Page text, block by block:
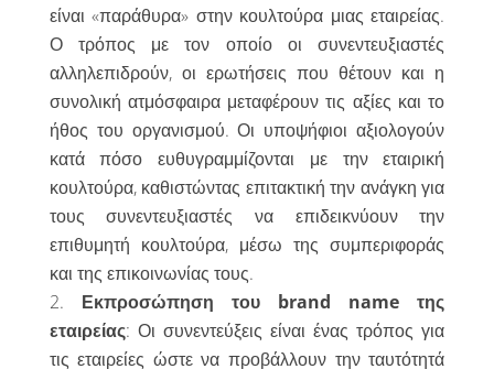
είναι «παράθυρα» στην κουλτούρα μιας εταιρείας.
Ο τρόπος με τον οποίο οι συνεντευξιαστές
αλληλεπιδρούν, οι ερωτήσεις που θέτουν και η
συνολική ατμόσφαιρα μεταφέρουν τις αξίες και το
ήθος του οργανισμού. Οι υποψήφιοι αξιολογούν
κατά πόσο ευθυγραμμίζονται με την εταιρική
κουλτούρα, καθιστώντας επιτακτική την ανάγκη για
τους συνεντευξιαστές να επιδεικνύουν την
επιθυμητή κουλτούρα, μέσω της συμπεριφοράς
και της επικοινωνίας τους.
Εκπροσώπηση του brand name της
εταιρείας: Οι συνεντεύξεις είναι ένας τρόπος για
τις εταιρείες ώστε να προβάλλουν την ταυτότητά